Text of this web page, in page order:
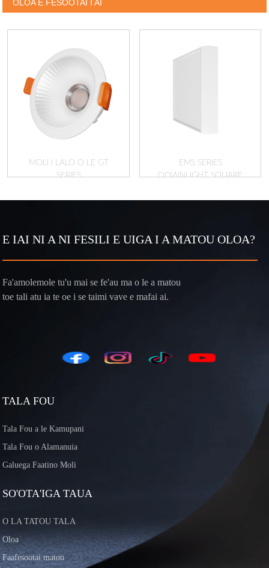
OLOA E FESOOTAI I AI
MOLI I LALO O LE GT
SERIES
EMS SERIES
DOWNLIGHT SQUARE
E IAI NI A NI FESILI E UIGA I A MATOU OLOA?
Fa'amolemole tu'u mai se fe'au ma o le a matou
toe tali atu ia te oe i se taimi vave e mafai ai.
TALA FOU
Tala Fou a le Kamupani
Tala Fou o Alamanuia
Galuega Faatino Moli
SO'OTA'IGA TAUA
O LA TATOU TALA
Oloa
Faafesootai matou